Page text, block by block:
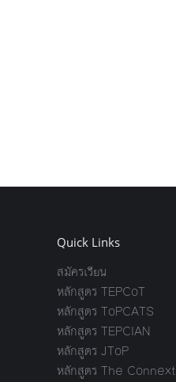
Quick Links
สมัครเรียน
หลักสูตร TEPCoT
หลักสูตร ToPCATS
หลักสูตร TEPCIAN
หลักสูตร JToP
หลักสูตร The Connext